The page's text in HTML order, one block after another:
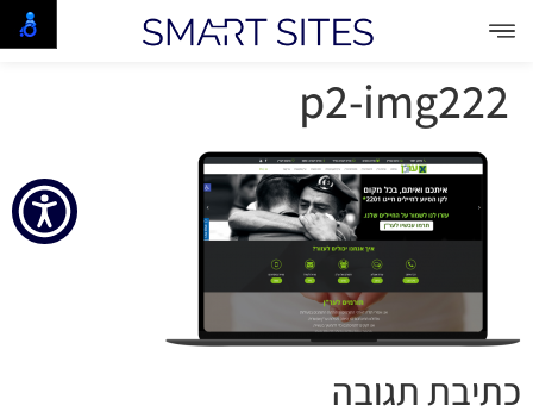
p2-img222
כתיבת תגובה